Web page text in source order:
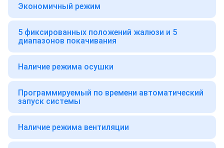
Экономичный режим
5 фиксированных положений жалюзи и 5
диапазонов покачивания
Наличие режима осушки
Программируемый по времени автоматический
запуск системы
Наличие режима вентиляции